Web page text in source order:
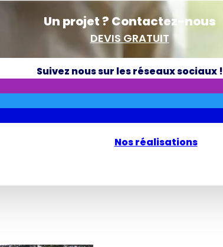
Un projet ? Contactez-nous
DEVIS GRATUIT
Suivez nous sur les réseaux sociaux !
Nos réalisations